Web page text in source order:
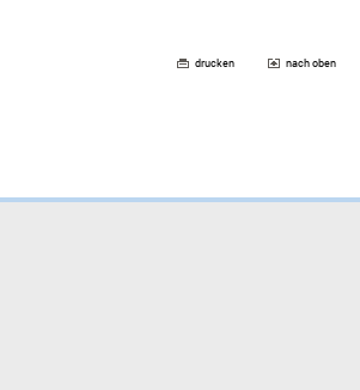
drucken nach oben